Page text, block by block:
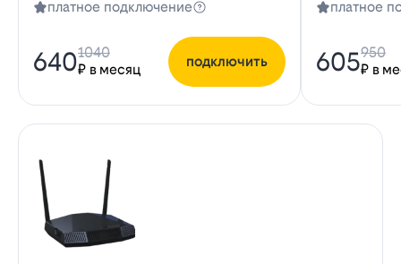
платное подключение
640₽ в месяц
1040
подключить
платное
605₽ в
950